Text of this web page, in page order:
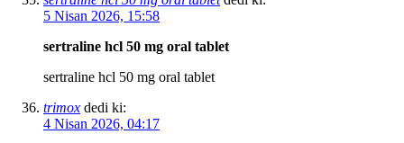
5 Nisan 2026, 15:58
sertraline hcl 50 mg oral tablet
sertraline hcl 50 mg oral tablet
trimox dedi ki:
4 Nisan 2026, 04:17